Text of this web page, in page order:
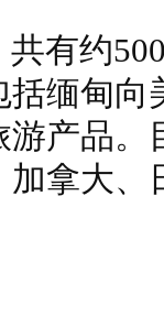
共有约
缅甸向
产品。
拿大、